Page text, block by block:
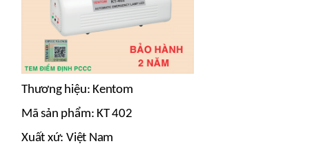
Thương hiệu: Kentom
Mã sản phẩm: KT 402
Xuất xứ: Việt Nam